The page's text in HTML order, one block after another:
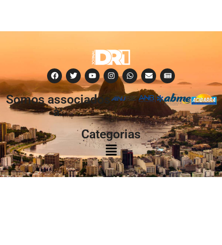
Somos associados
à:
Categorias